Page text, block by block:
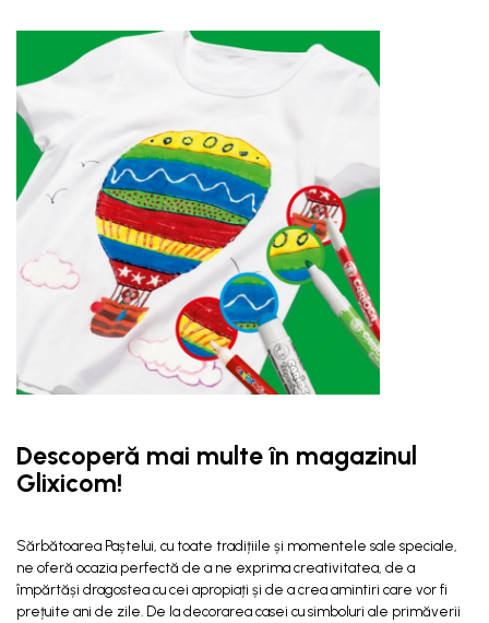
Descoperă mai multe în magazinul
Glixicom!
Sărbătoarea Paștelui, cu toate tradițiile și momentele sale speciale,
ne oferă ocazia perfectă de a ne exprima creativitatea, de a
împărtăși dragostea cu cei apropiați și de a crea amintiri care vor fi
prețuite ani de zile. De la decorarea casei cu simboluri ale primăverii